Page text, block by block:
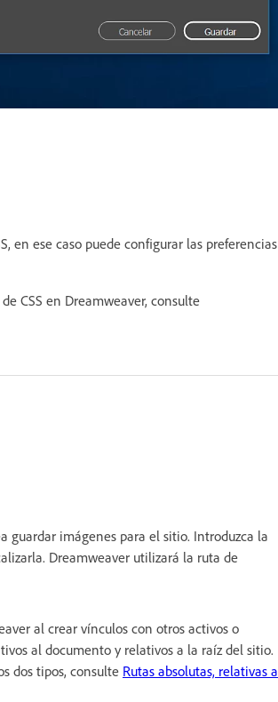
en ese caso puede configurar las preferencias
CSS en Dreamweaver, consulte
guardar imágenes para el sitio. Introduzca la
Dreamweaver utilizará la ruta de
al crear vínculos con otros activos o
al documento y relativos a la raíz del sitio.
dos tipos, consulte Rutas absolutas, relativas a